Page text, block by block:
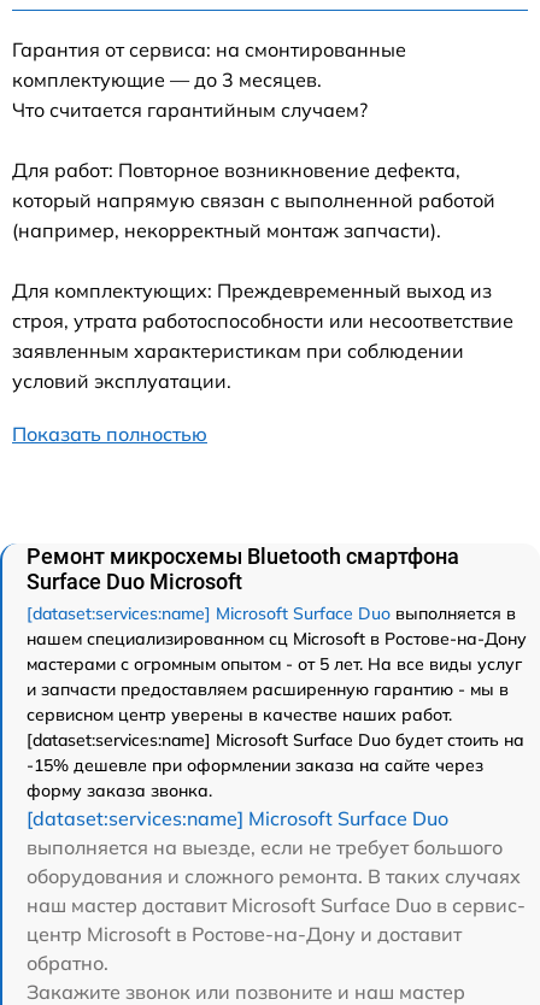
Гарантия от сервиса: на смонтированные
комплектующие — до 3 месяцев.
Что считается гарантийным случаем?
Для работ: Повторное возникновение дефекта,
который напрямую связан с выполненной работой
(например, некорректный монтаж запчасти).
Для комплектующих: Преждевременный выход из
строя, утрата работоспособности или несоответствие
заявленным характеристикам при соблюдении
условий эксплуатации.
Показать полностью
Ремонт микросхемы Bluetooth смартфона
Surface Duo Microsoft
[dataset:services:name] Microsoft Surface Duo выполняется в
нашем специализированном сц Microsoft в Ростове-на-Дону
мастерами с огромным опытом - от 5 лет. На все виды услуг
и запчасти предоставляем расширенную гарантию - мы в
сервисном центр уверены в качестве наших работ.
[dataset:services:name] Microsoft Surface Duo будет стоить на
-15% дешевле при оформлении заказа на сайте через
форму заказа звонка.
[dataset:services:name] Microsoft Surface Duo
выполняется на выезде, если не требует большого
оборудования и сложного ремонта. В таких случаях
наш мастер доставит Microsoft Surface Duo в сервис-
центр Microsoft в Ростове-на-Дону и доставит
обратно.
Закажите звонок или позвоните и наш мастер